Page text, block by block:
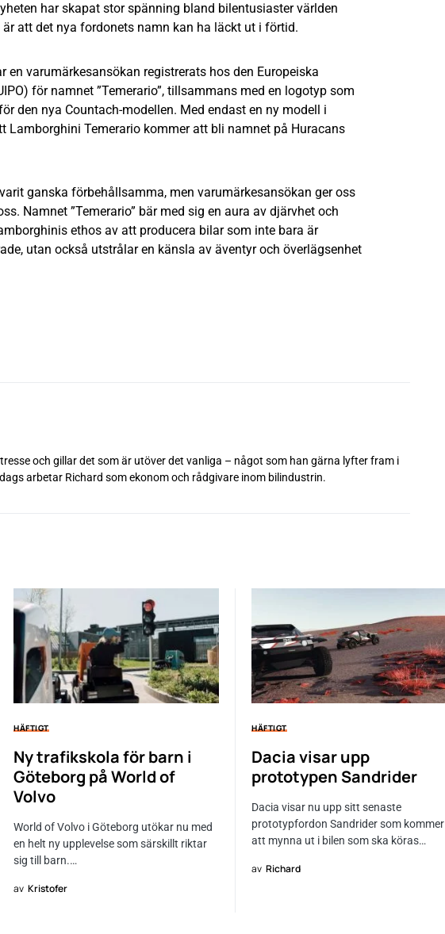
har skapat stor spänning bland bilentusiaster världen
att det nya fordonets namn kan ha läckt ut i förtid.
en varumärkesansökan registrerats hos den Europeiska
för namnet ”Temerario”, tillsammans med en logotyp som
den nya Countach-modellen. Med endast en ny modell i
Lamborghini Temerario kommer att bli namnet på Huracans
ganska förbehållsamma, men varumärkesansökan ger oss
Namnet ”Temerario” bär med sig en aura av djärvhet och
ethos av att producera bilar som inte bara är
utan också utstrålar en känsla av äventyr och överlägsenhet
och gillar det som är utöver det vanliga – något som han gärna lyfter fram i
arbetar Richard som ekonom och rådgivare inom bilindustrin.
HÄFTIGT
Ny trafikskola för barn i
Göteborg på World of
Volvo
World of Volvo i Göteborg utökar nu med
en helt ny upplevelse som särskillt riktar
sig till barn.…
av Kristofer
HÄFTIGT
Dacia visar upp
prototypen Sandrider
Dacia visar nu upp sitt senaste
prototypfordon Sandrider som kommer
att mynna ut i bilen som ska köras…
av Richard